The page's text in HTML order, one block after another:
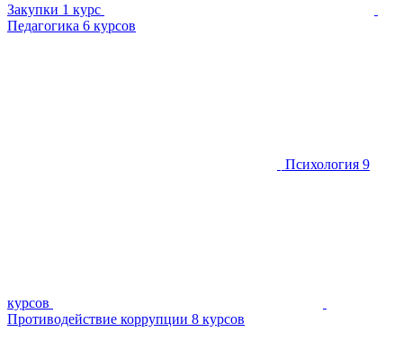
Закупки 1 курс
Педагогика 6 курсов
Психология 9
курсов
Противодействие коррупции 8 курсов